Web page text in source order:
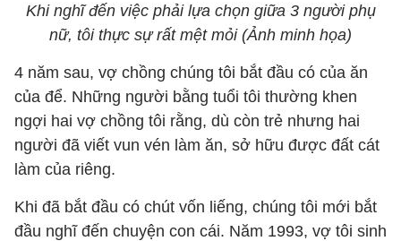
Khi nghĩ đến việc phải lựa chọn giữa 3 người phụ
nữ, tôi thực sự rất mệt mỏi (Ảnh minh họa)
4 năm sau, vợ chồng chúng tôi bắt đầu có của ăn
của để. Những người bằng tuổi tôi thường khen
ngợi hai vợ chồng tôi rằng, dù còn trẻ nhưng hai
người đã viết vun vén làm ăn, sở hữu được đất cát
làm của riêng.
Khi đã bắt đầu có chút vốn liếng, chúng tôi mới bắt
đầu nghĩ đến chuyện con cái. Năm 1993, vợ tôi sinh